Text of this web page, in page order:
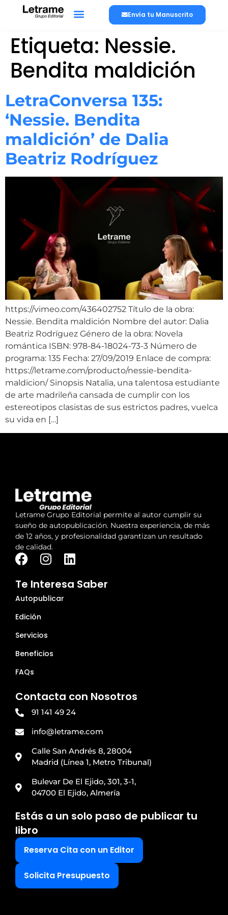
Envía tu Manuscrito
Etiqueta: Nessie.
Bendita maldición
LetraConversa 135:
‘Nessie. Bendita
maldición’ de Dalia
Beatriz Rodríguez
https://vimeo.com/436402752 Título de la obra:
Nessie. Bendita maldición Nombre del autor: Dalia
Beatriz Rodríguez Género de la obra: Novela
romántica ISBN: 978-84-18024-73-3 Número de
programa: 135 Fecha: 27/09/2019 Enlace de compra:
https://letrame.com/producto/nessie-bendita-
maldicion/ Sinopsis Natalia, una talentosa estudiante
de arte madrileña cansada de cumplir con los
estereotipos clasistas de sus estrictos padres, vuelca
su vida en […]
Letrame Grupo Editorial permite al autor cumplir su
sueño de autopublicación. Nuestra experiencia, de más
de 12 años, y profesionalidad garantizan un resultado
de calidad.
Te Interesa Saber
Autopublicar
Edición
Servicios
Beneficios
FAQs
Contacta con Nosotros
91 141 49 24
info@letrame.com
Calle San Andrés 8, 28004
Madrid (Línea 1, Metro Tribunal)
Bulevar De El Ejido, 301, 3-1,
04700 El Ejido, Almería
Estás a un solo paso de publicar tu
libro
Reserva Cita con un Editor
Solicita Presupuesto